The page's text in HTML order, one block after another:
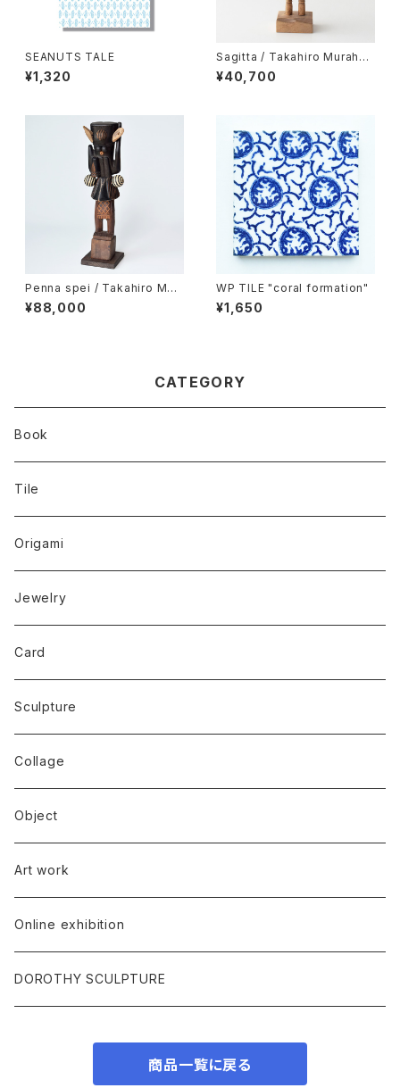
SEANUTS TALE
¥1,320
Sagitta / Takahiro Murahas
hi
¥40,700
Penna spei / Takahiro Mur
ahashi
¥88,000
WP TILE "coral formation"
¥1,650
CATEGORY
Book
Tile
Origami
Jewelry
Card
Sculpture
Collage
Object
Art work
Online exhibition
DOROTHY SCULPTURE
商品一覧に戻る